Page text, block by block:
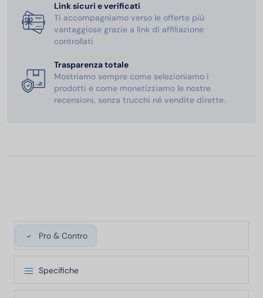
Link sicuri e verificati
Ti accompagniamo verso le offerte più
vantaggiose grazie a link di affiliazione
controllati
Trasparenza totale
Mostriamo sempre come selezioniamo i
prodotti e come monetizziamo le nostre
recensioni, senza trucchi né vendite dirette.
Pro & Contro
Specifiche